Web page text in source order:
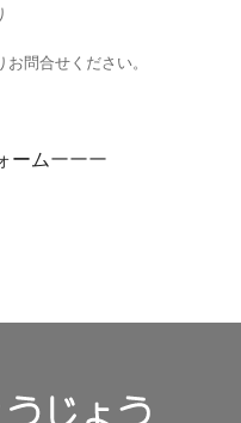
問合せください。
ームーーー